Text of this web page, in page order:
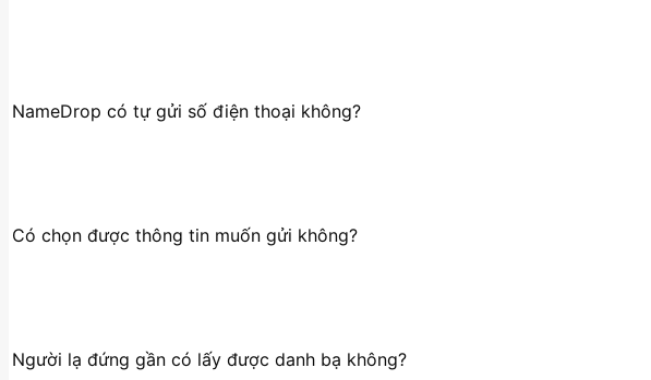
NameDrop có tự gửi số điện thoại không?
Có chọn được thông tin muốn gửi không?
Người lạ đứng gần có lấy được danh bạ không?